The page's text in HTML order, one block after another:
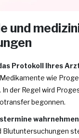
und
Protokoll Ihres
wie
In der Regel wird
begonnen.
wahrnehmen
Blutuntersuchungen